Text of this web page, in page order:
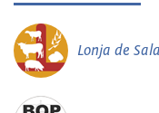
Lonja de